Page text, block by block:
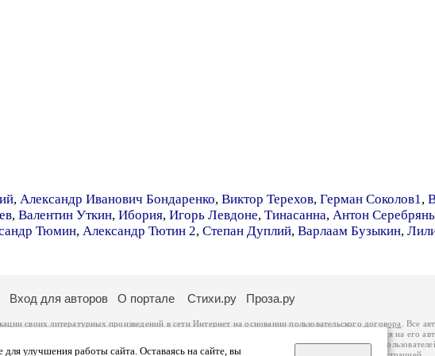
, Александр Иванович Бондаренко, Виктор Терехов, Герман Соколов1,
, Валентин Уткин, Ибория, Игорь Левдоне, Тинасанна, Антон
Тюмин, Александр Тютин 2, Степан Дуплий, Варлаам Бузыкин,
улучшения работы сайта. Оставаясь на сайте, вы
Вход для авторов О портале Стихи.ру Проза.ру
своих литературных произведений в сети Интернет на основаниипользовательского договора
. Все
произведений возможна только с согласия его автора, к которому вы можете обратиться на его
на основании
законодательства Российской Федерации. Данные